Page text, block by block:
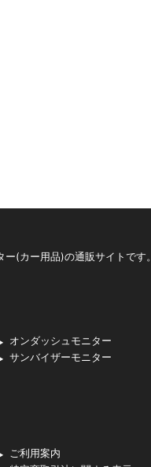
(カー用品)の通販サイトです。
オンダッシュモニター
サンバイザーモニター
ご利用案内